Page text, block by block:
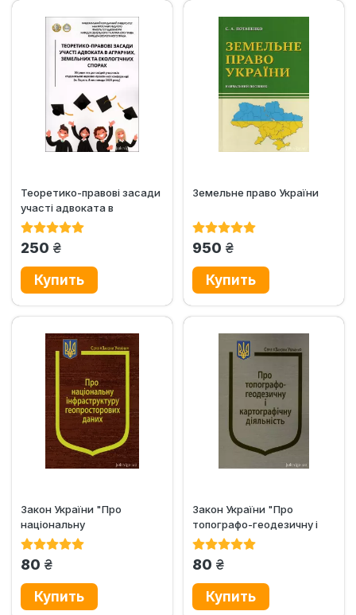
Теоретико-правові засади
участі адвоката в
аграрних, земельних та...
250 грн.
Земельне право України
950 грн.
Закон України "Про
національну
інфраструктуру
80 грн.
Закон України "Про
топографо-геодезичну і
картографічну...
80 грн.